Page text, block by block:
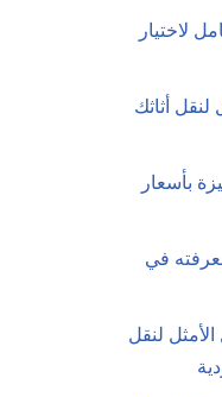
لاختيار
أثاثك
بأسعار
في
لنقل